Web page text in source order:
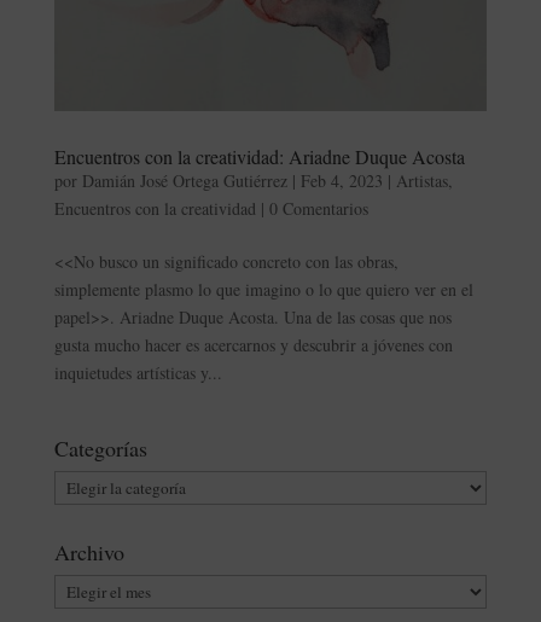
Encuentros con la creatividad: Ariadne Duque Acosta
por Damián José Ortega Gutiérrez | Feb 4, 2023 | Artistas,
Encuentros con la creatividad | 0 Comentarios
<<No busco un significado concreto con las obras,
simplemente plasmo lo que imagino o lo que quiero ver en el
papel>>. Ariadne Duque Acosta. Una de las cosas que nos
gusta mucho hacer es acercarnos y descubrir a jóvenes con
inquietudes artísticas y...
Categorías
Categorías
Archivo
Archivo